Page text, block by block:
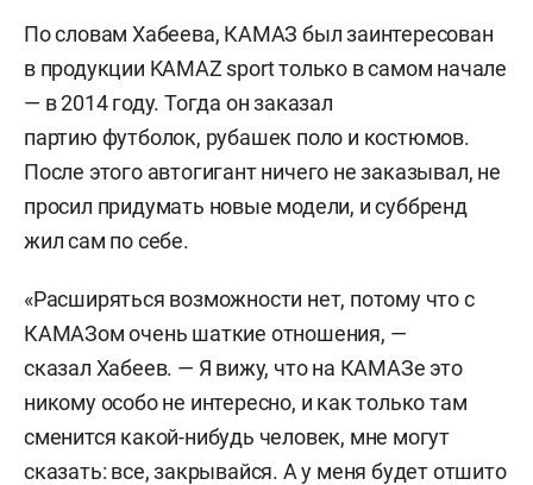
По словам Хабеева, КАМАЗ был заинтересован
в продукции KAMAZ sport только в самом начале
— в 2014 году. Тогда он заказал
партию футболок, рубашек поло и костюмов.
После этого автогигант ничего не заказывал, не
просил придумать новые модели, и суббренд
жил сам по себе.
«Расширяться возможности нет, потому что с
КАМАЗом очень шаткие отношения, —
сказал Хабеев. — Я вижу, что на КАМАЗе это
никому особо не интересно, и как только там
сменится какой-нибудь человек, мне могут
сказать: все, закрывайся. А у меня будет отшито